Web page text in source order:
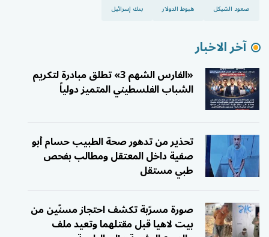
صعود الشيكل هبوط الدولار بنك إسرائيل
آخر الاخبار
«الفارس الشهم 3» تطلق مبادرة لتكريم
الشباب الفلسطيني المتميز دولياً
تحذير من تدهور صحة الطبيب حسام أبو
صفية داخل المعتقل ومطالب بفحص
طبي مستقل
صورة مسرّبة تكشف احتجاز مسنّين من
بيت لاهيا قبل مقتلهما وتعيد ملف